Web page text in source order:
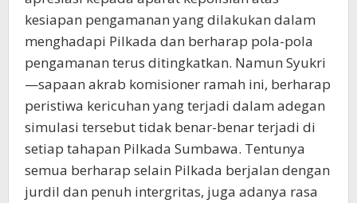
kesiapan pengamanan yang dilakukan dalam
menghadapi Pilkada dan berharap pola-pola
pengamanan terus ditingkatkan. Namun Syukri
—sapaan akrab komisioner ramah ini, berharap
peristiwa kericuhan yang terjadi dalam adegan
simulasi tersebut tidak benar-benar terjadi di
setiap tahapan Pilkada Sumbawa. Tentunya
semua berharap selain Pilkada berjalan dengan
jurdil dan penuh intergritas, juga adanya rasa